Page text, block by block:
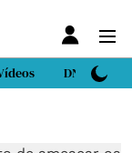
DN Sport